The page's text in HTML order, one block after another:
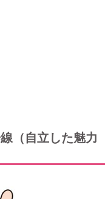
（自立した魅力